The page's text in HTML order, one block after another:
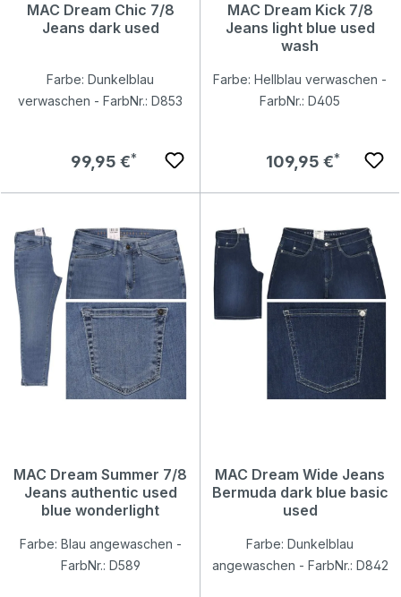
MAC Dream Chic 7/8
Jeans dark used
Farbe: Dunkelblau
verwaschen - FarbNr.: D853
Regulärer Preis:
99,95 €
MAC Dream Kick 7/8
Jeans light blue used
wash
Farbe: Hellblau verwaschen -
FarbNr.: D405
Regulärer Preis:
109,95 €
MAC Dream Summer 7/8
Jeans authentic used
blue wonderlight
Farbe: Blau angewaschen -
FarbNr.: D589
MAC Dream Wide Jeans
Bermuda dark blue basic
used
Farbe: Dunkelblau
angewaschen - FarbNr.: D842